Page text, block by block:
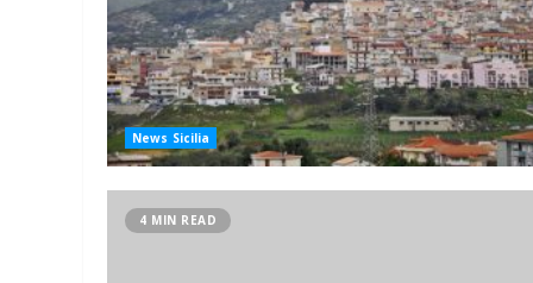
News Sicilia
4 MIN READ